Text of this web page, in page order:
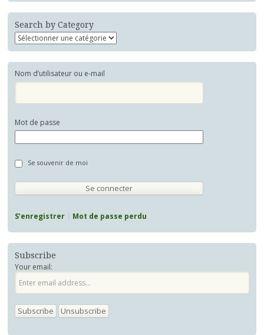
Search by Category
Nom d’utilisateur ou e-mail
Mot de passe
Se souvenir de moi
S’enregistrer Mot de passe perdu
Subscribe
Your email: